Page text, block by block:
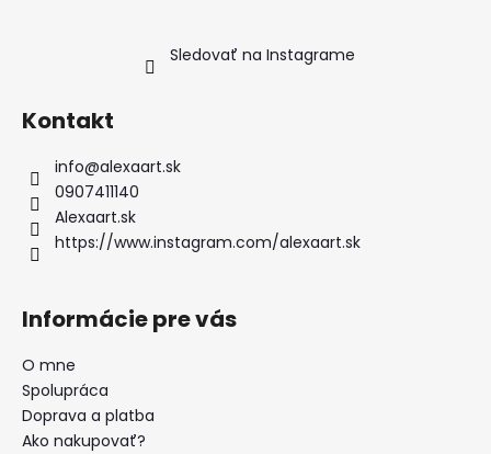
Sledovať na Instagrame
Kontakt
info@alexaart.sk
0907411140
Alexaart.sk
https://www.instagram.com/alexaart.sk
Informácie pre vás
O mne
Spolupráca
Doprava a platba
Ako nakupovať?